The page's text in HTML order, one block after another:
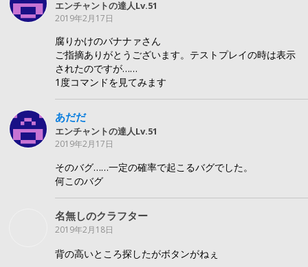
エンチャントの達人Lv.51
2019年2月17日
腐りかけのバナナァさん
ご指摘ありがとうございます。テストプレイの時は表示
されたのですが……
1度コマンドを見てみます
あだだ
エンチャントの達人Lv.51
2019年2月17日
そのバグ……一定の確率で起こるバグでした。
何このバグ
名無しのクラフター
2019年2月18日
背の高いところ探したがボタンがねぇ